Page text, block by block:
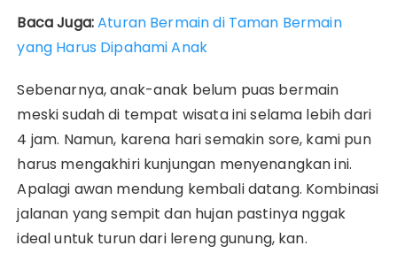
Baca Juga:Aturan Bermain di Taman Bermain
yang Harus Dipahami Anak
Sebenarnya, anak-anak belum puas bermain
meski sudah di tempat wisata ini selama lebih dari
4 jam. Namun, karena hari semakin sore, kami pun
harus mengakhiri kunjungan menyenangkan ini.
Apalagi awan mendung kembali datang. Kombinasi
jalanan yang sempit dan hujan pastinya nggak
ideal untuk turun dari lereng gunung, kan.